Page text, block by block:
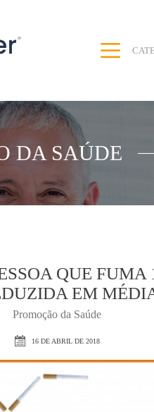
DA SAÚDE
QUE FUMA
EM
Promoção da Saúde
16 DE ABRIL DE 2018